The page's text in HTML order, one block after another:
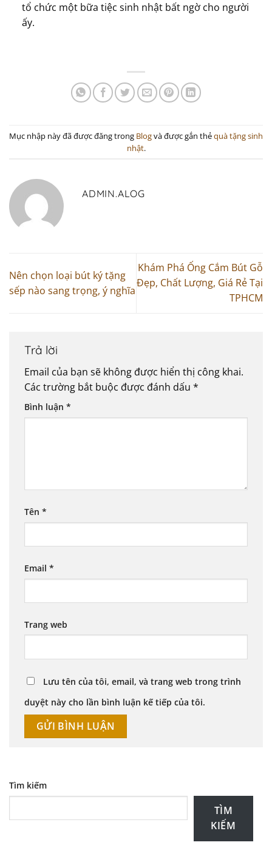
tổ chức một bữa tiệc sinh nhật bất ngờ cho người
ấy.
Mục nhập này đã được đăng trong Blogvà được gắn thẻquà tặng sinh
nhật.
ADMIN.ALOG
Nên chọn loại bút ký tặng
sếp nào sang trọng, ý nghĩa
Khám Phá Ống Cắm Bút Gỗ
Đẹp, Chất Lượng, Giá Rẻ Tại
TPHCM
Trả lời
Email của bạn sẽ không được hiển thị công khai.
Các trường bắt buộc được đánh dấu *
Bình luận *
Tên *
Email *
Trang web
Lưu tên của tôi, email, và trang web trong trình
duyệt này cho lần bình luận kế tiếp của tôi.
Tìm kiếm
TÌM
KIẾM